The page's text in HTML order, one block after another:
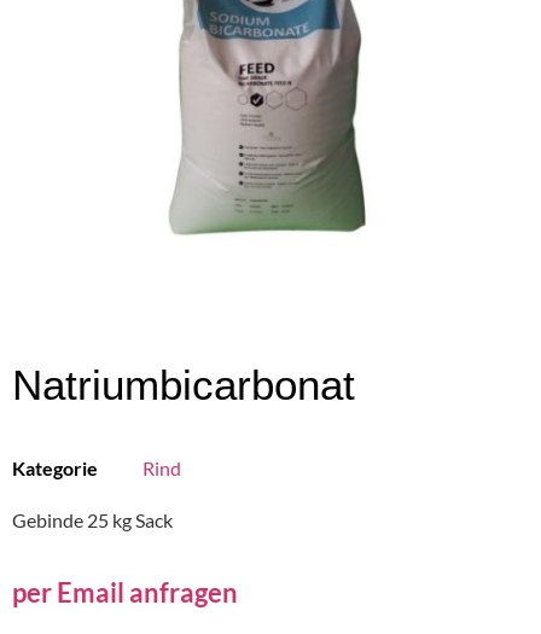
Natriumbicarbonat
Kategorie Rind
Gebinde 25 kg Sack
per Email anfragen